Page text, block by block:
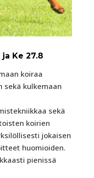
Ke 27.8
koiraa
sekä kulkemaan
sekä
koirien
jokaisen
huomioiden.
pienissä